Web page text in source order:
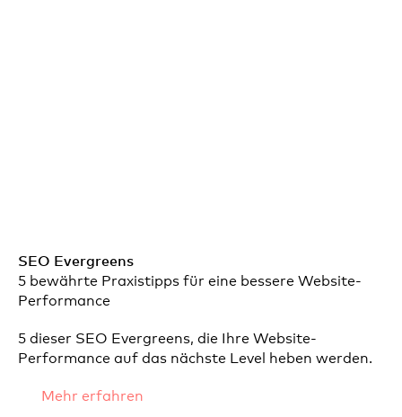
SEO Evergreens
5 bewährte Praxistipps für eine bessere Website-
Performance
5 dieser SEO Evergreens, die Ihre Website-
Performance auf das nächste Level heben werden.
Mehr erfahren